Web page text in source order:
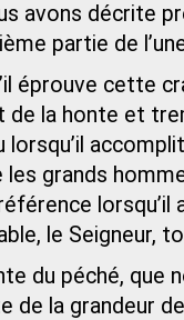
avons décrite
partie de
éprouve cette
de la honte et
lorsqu’il
les grands
lorsqu’il
le Seigneur,
du péché, que
de la grandeur